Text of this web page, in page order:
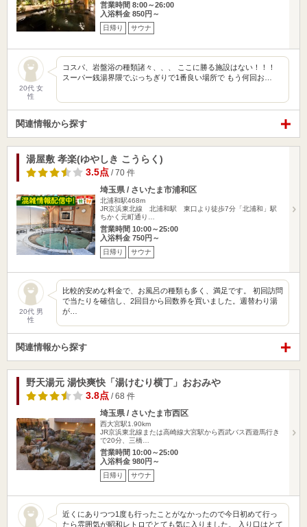
営業時間 8:00～26:00
入浴料金 850円～
日帰り サウナ
20代 女
性
コスパ、岩盤浴の種類諸々、、、 ここに勝る施設はない！！！
スーパー銭湯界隈でぶっちぎりで1番良い場所で もう何回お…
関連情報から探す
湯屋敷 孝楽(ゆやしき こうらく)
3.5点 / 70 件
埼玉県 / さいたま市浦和区
北浦和駅468m
JR京浜東北線 北浦和駅 東口より徒歩7分「北浦和」駅
ちかく元町通り…
営業時間 10:00～25:00
入浴料金 750円～
日帰り サウナ
20代 男
性
比較的安めな料金で、お風呂の種類も多く、満足です。 初回訪問
で当たりを確信し、2回目から回数券を買いました。週替わり湯
が…
関連情報から探す
野天湯元 湯快爽快「湯けむり横丁」おおみや
3.8点 / 68 件
埼玉県 / さいたま市西区
西大宮駅1.90km
JR京浜東北線または高崎線大宮駅から西武バス西遊馬行き
で20分、三橋…
営業時間 10:00～25:00
入浴料金 980円～
日帰り サウナ
近くにありつつ1度も行ったことがなかったので今日初めて行っ
たら雰囲気が昭和レトロでとても気に入りました。 入り口はとて